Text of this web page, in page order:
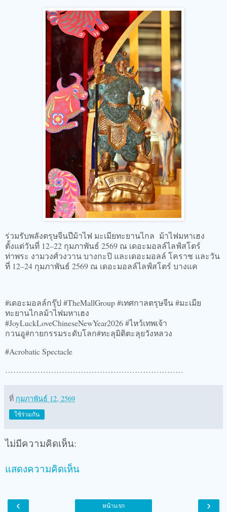
ร่วมรับพลังตรุษจีนปีม้าไฟ มะเมียทะยานไกล ม้าไฟมหาเฮง
ตั้งแต่วันที่ 12–22 กุมภาพันธ์ 2569 ณ เดอะมอลล์ไลฟ์สโตร์
ท่าพระ งามวงศ์วงวาน บางกะปิ และเดอะมอลล์ โคราช และวัน
ที่ 12–24 กุมภาพันธ์ 2569 ณ เดอะมอลล์ไลฟ์สโตร์ บางแค
#เดอะมอลล์กรุ๊ป #TheMallGroup #เทศกาลตรุษจีน #มะเมีย
ทะยานไกลม้าไฟมหาเฮง
#JoyLuckLoveChineseNewYear2026 #ไหว้เทพเจ้า
กวนอู#กายกรรมระดับโลก#ทะลุมิติตะลุยวังหลวง
#Acrobatic Spectacle
…………………………………………………………
ที่ กุมภาพันธ์ 12, 2569
ใช้ร่วมกัน
ไม่มีความคิดเห็น:
แสดงความคิดเห็น
‹ ›
หน้าแรก